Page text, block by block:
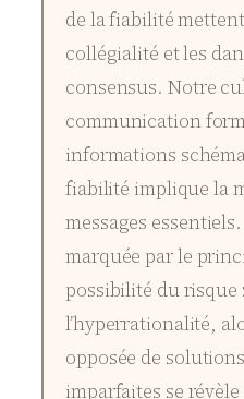
de la fiabilité
collégialité et les
consensus. Notre
communication
informations
fiabilité implique la
messages
marquée par le
possibilité du risque
l’hyperrationalité,
opposée de
imparfaites se